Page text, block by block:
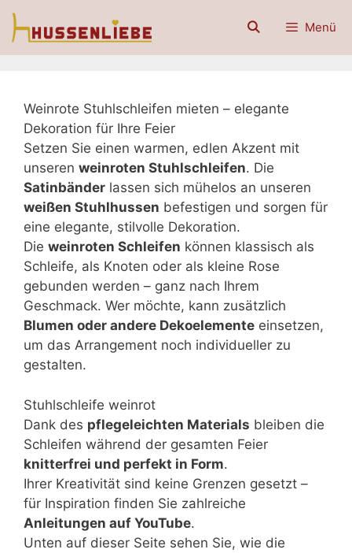
Zum
Inhalt
Menü
Weinrote Stuhlschleifen mieten – elegante
Dekoration für Ihre Feier
Setzen Sie einen warmen, edlen Akzent mit
unseren weinroten Stuhlschleifen. Die
Satinbänder lassen sich mühelos an unseren
weißen Stuhlhussen befestigen und sorgen für
eine elegante, stilvolle Dekoration.
Die weinroten Schleifen können klassisch als
Schleife, als Knoten oder als kleine Rose
gebunden werden – ganz nach Ihrem
Geschmack. Wer möchte, kann zusätzlich
Blumen oder andere Dekoelemente einsetzen,
um das Arrangement noch individueller zu
gestalten.
Stuhlschleife weinrot
Dank des pflegeleichten Materials bleiben die
Schleifen während der gesamten Feier
knitterfrei und perfekt in Form.
Ihrer Kreativität sind keine Grenzen gesetzt –
für Inspiration finden Sie zahlreiche
Anleitungen auf YouTube.
Unten auf dieser Seite sehen Sie, wie die